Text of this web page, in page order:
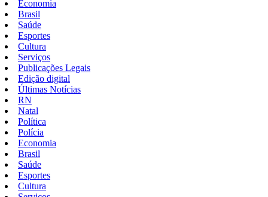
Economia
Brasil
Saúde
Esportes
Cultura
Serviços
Publicações Legais
Edição digital
Últimas Notícias
RN
Natal
Política
Polícia
Economia
Brasil
Saúde
Esportes
Cultura